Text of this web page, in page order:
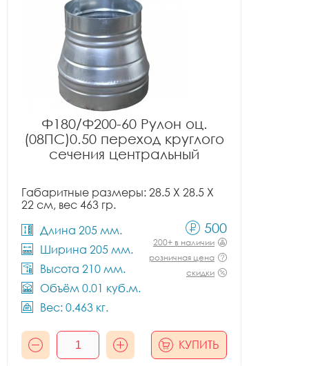
Ф180/Ф200-60 Рулон оц.
(08ПС)0.50 переход круглого
сечения центральный
Габаритные размеры: 28.5 X 28.5 X
22 см, вес 463 гр.
Длина 205 мм.
Ширина 205 мм.
Высота 210 мм.
Объём 0.01 куб.м.
Вес: 0.463 кг.
500
200+ в наличии
розничная цена
скидки
КУПИТЬ